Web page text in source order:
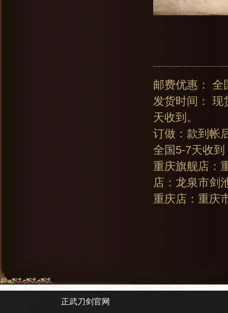
邮费优惠： 全
发货时间： 现
天收到。
订做：款到帐
全国5-7天收到
重庆旗舰店：
店：龙泉市剑
重庆店：重庆
正武刀剑官网